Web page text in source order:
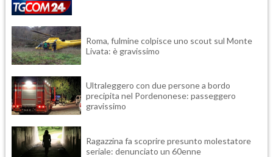
Roma, fulmine colpisce uno scout sul Monte
Livata: è gravissimo
Ultraleggero con due persone a bordo
precipita nel Pordenonese: passeggero
gravissimo
Ragazzina fa scoprire presunto molestatore
seriale: denunciato un 60enne